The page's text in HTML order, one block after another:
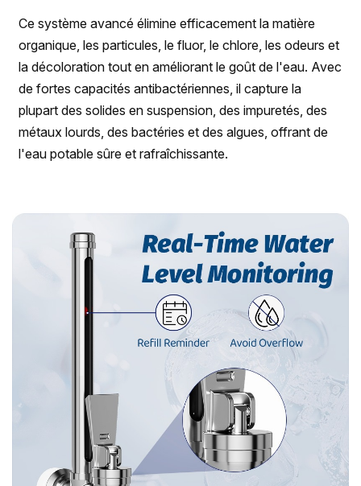
Ce système avancé élimine efficacement la matière
organique, les particules, le fluor, le chlore, les odeurs et
la décoloration tout en améliorant le goût de l'eau. Avec
de fortes capacités antibactériennes, il capture la
plupart des solides en suspension, des impuretés, des
métaux lourds, des bactéries et des algues, offrant de
l'eau potable sûre et rafraîchissante.